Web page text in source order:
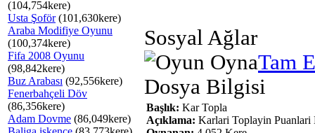
(104,754kere)
Usta Şoför(101,630kere)
Araba Modifiye Oyunu
(100,374kere)
Fifa 2008 Oyunu
(98,842kere)
Buz Arabası (92,556kere)
Fenerbahçeli Döv
(86,356kere)
Adam Dovme (86,049kere)
Sosyal Ağlar
Tam
Dosya Bilgisi
Başlık: Kar Topla
Açıklama: Karlari Toplayin Puanlari